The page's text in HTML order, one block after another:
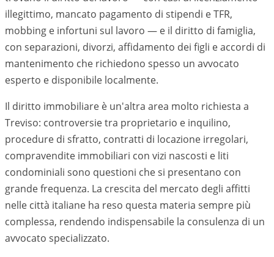
illegittimo, mancato pagamento di stipendi e TFR,
mobbing e infortuni sul lavoro — e il diritto di famiglia,
con separazioni, divorzi, affidamento dei figli e accordi di
mantenimento che richiedono spesso un avvocato
esperto e disponibile localmente.
Il diritto immobiliare è un'altra area molto richiesta a
Treviso: controversie tra proprietario e inquilino,
procedure di sfratto, contratti di locazione irregolari,
compravendite immobiliari con vizi nascosti e liti
condominiali sono questioni che si presentano con
grande frequenza. La crescita del mercato degli affitti
nelle città italiane ha reso questa materia sempre più
complessa, rendendo indispensabile la consulenza di un
avvocato specializzato.